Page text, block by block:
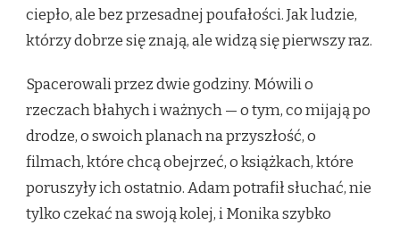
ciepło, ale bez przesadnej poufałości. Jak ludzie,
którzy dobrze się znają, ale widzą się pierwszy raz.
Spacerowali przez dwie godziny. Mówili o
rzeczach błahych i ważnych — o tym, co mijają po
drodze, o swoich planach na przyszłość, o
filmach, które chcą obejrzeć, o książkach, które
poruszyły ich ostatnio. Adam potrafił słuchać, nie
tylko czekać na swoją kolej, i Monika szybko